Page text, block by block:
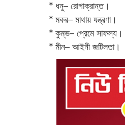
* ধনু– রোগাক্রান্ত।
* মকর– মাথায় যন্ত্রণা।‌
* কুম্ভ– প্রেমে সাফল্য।
* মীন– আইনী জটিলতা।‌‌‌‌‌‌‌‌‌‌‌‌‌‌‌‌‌‌‌‌‌‌‌‌‌‌‌‌‌‌‌‌‌‌‌‌‌‌‌‌‌‌‌‌‌‌‌‌